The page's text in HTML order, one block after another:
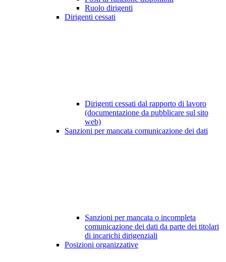
Ruolo dirigenti
Dirigenti cessati
Dirigenti cessati dal rapporto di lavoro
(documentazione da pubblicare sul sito
web)
Sanzioni per mancata comunicazione dei dati
Sanzioni per mancata o incompleta
comunicazione dei dati da parte dei titolari
di incarichi dirigenziali
Posizioni organizzative